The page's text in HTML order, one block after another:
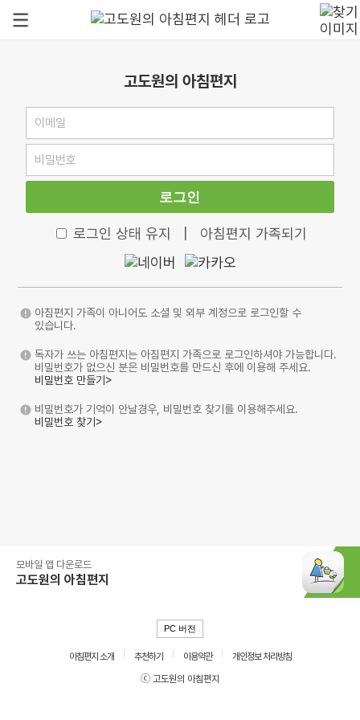
고도원의 아침편지
로그인
로그인 상태 유지 아침편지 가족되기
아침편지 가족이 아니어도 소셜 및 외부 계정으로 로그인할 수
있습니다.
독자가 쓰는 아침편지는 아침편지 가족으로 로그인하셔야 가능합니다.
비밀번호가 없으신 분은 비밀번호를 만드신 후에 이용해 주세요.
비밀번호 만들기>
비밀번호가 기억이 안날경우, 비밀번호 찾기를 이용해주세요.
비밀번호 찾기>
모바일 앱 다운로드
고도원의 아침편지
PC 버전
아침편지 소개 추천하기 이용약관
개인정보 처리방침
ⓒ 고도원의 아침편지